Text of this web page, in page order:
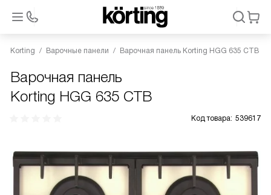
Korting Варочные панели Варочная панель Korting HGG 635 CTB
Варочная панель
Korting HGG 635 CTB
Код товара: 539617